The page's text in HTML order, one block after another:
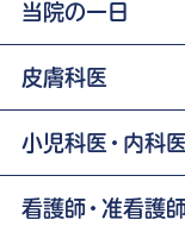
当院の一日
皮膚科医
小児科医・内科医
看護師・准看護師